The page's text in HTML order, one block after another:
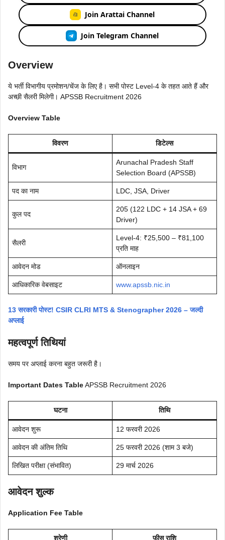
Join Arattai Channel
Join Telegram Channel
Overview
ये भर्ती विभागीय प्रमोशन/चेंज के लिए है। सभी पोस्ट Level-4 के तहत आते हैं और
अच्छी सैलरी मिलेगी। APSSB Recruitment 2026
Overview Table
विवरण डिटेल्स
विभाग
Arunachal Pradesh Staff
Selection Board (APSSB)
पद का नाम LDC, JSA, Driver
कुल पद
205 (122 LDC + 14 JSA + 69
Driver)
सैलरी
Level-4: ₹25,500 – ₹81,100
प्रति माह
आवेदन मोड ऑनलाइन
आधिकारिक वेबसाइट www.apssb.nic.in
13 सरकारी पोस्ट! CSIR CLRI MTS & Stenographer 2026 – जल्दी
अप्लाई
महत्वपूर्ण तिथियां
समय पर अप्लाई करना बहुत जरूरी है।
Important Dates TableAPSSB Recruitment 2026
घटना तिथि
आवेदन शुरू 12 फरवरी 2026
आवेदन की अंतिम तिथि 25 फरवरी 2026 (शाम 3 बजे)
लिखित परीक्षा (संभावित) 29 मार्च 2026
आवेदन शुल्क
Application Fee Table
श्रेणी फीस राशि